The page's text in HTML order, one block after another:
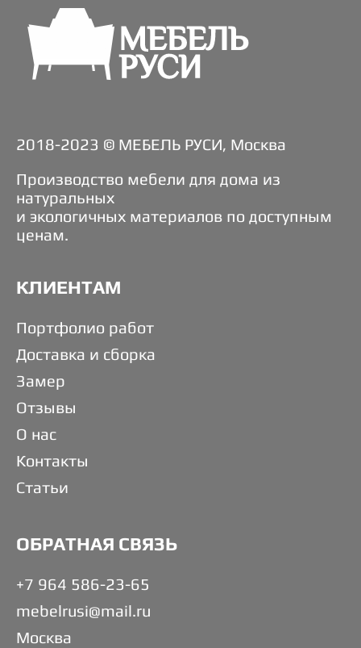
2018-2023 © МЕБЕЛЬ РУСИ, Москва
Производство мебели для дома из
натуральных
и экологичных материалов по доступным
ценам.
КЛИЕНТАМ
Портфолио работ
Доставка и сборка
Замер
Отзывы
О нас
Контакты
Статьи
ОБРАТНАЯ СВЯЗЬ
+7 964 586-23-65
mebelrusi@mail.ru
Москва